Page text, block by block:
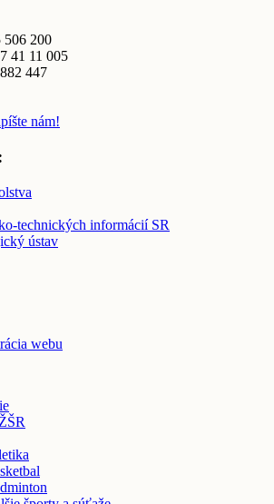
200
41 11 005
447
nám!
technických informácií SR
ústav
webu